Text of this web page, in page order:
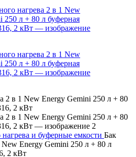
и буферные емкости Бак
New Energy Gemini 250 л + 80 л
2 кВт